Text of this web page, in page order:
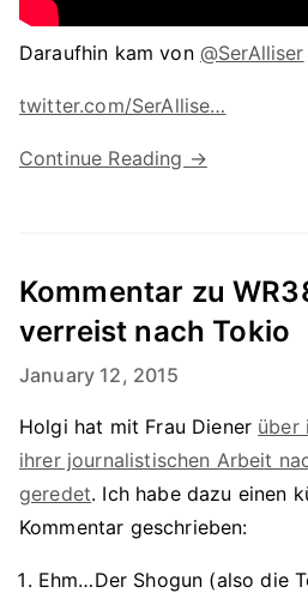
Daraufhin kam von @SerAlliser
twitter.com/SerAllise…
Continue Reading →
Kommentar zu
verreist nach Tokio
January 12, 2015
Holgi hat mit Frau Diener über
ihrer journalistischen Arbeit
geredet. Ich habe dazu einen
Kommentar geschrieben:
Ehm…Der Shogun (also die